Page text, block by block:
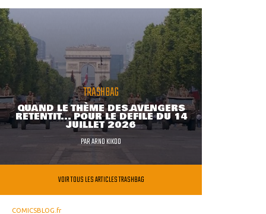
TRASHBAG
QUAND LE THÈME DES AVENGERS
RETENTIT... POUR LE DÉFILÉ DU 14
JUILLET 2026
PARARNO KIKOO
VOIR TOUS LES ARTICLES TRASHBAG
COMICSBLOG.fr